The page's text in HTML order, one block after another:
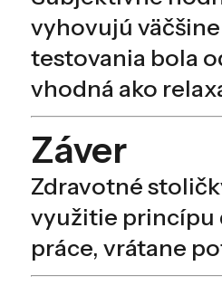
vyhovujú
testovania bola
vhodná ako
Záver
Zdravotné
využitie princípu
práce, vrátane